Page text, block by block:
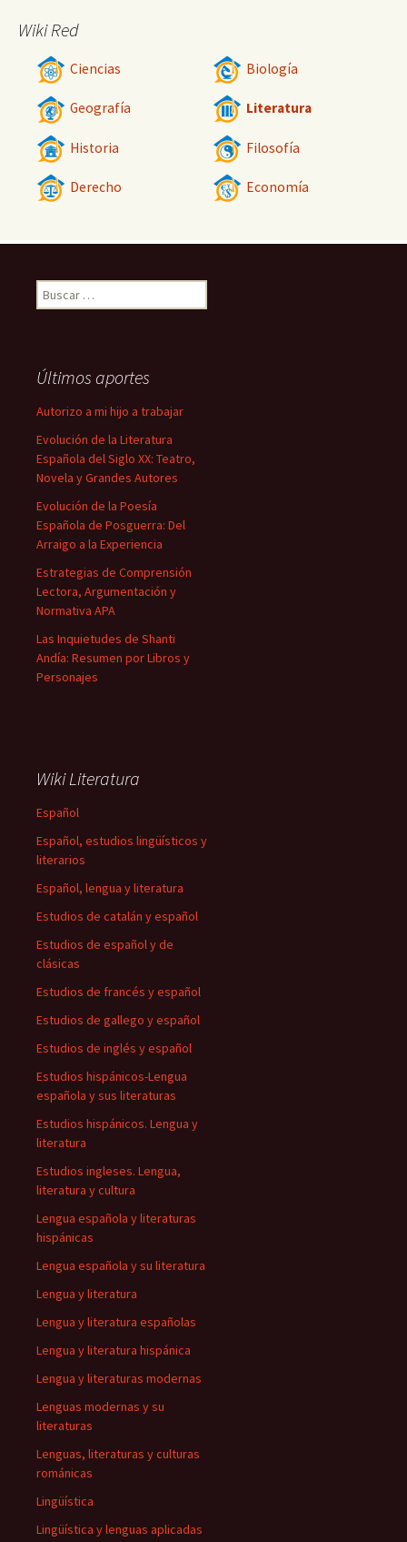
Wiki Red
Ciencias Biología
Geografía Literatura
Historia Filosofía
Derecho Economía
Buscar:
Últimos aportes
Autorizo a mi hijo a trabajar
Evolución de la Literatura
Española del Siglo XX: Teatro,
Novela y Grandes Autores
Evolución de la Poesía
Española de Posguerra: Del
Arraigo a la Experiencia
Estrategias de Comprensión
Lectora, Argumentación y
Normativa APA
Las Inquietudes de Shanti
Andía: Resumen por Libros y
Personajes
Wiki Literatura
Español
Español, estudios lingüísticos y
literarios
Español, lengua y literatura
Estudios de catalán y español
Estudios de español y de
clásicas
Estudios de francés y español
Estudios de gallego y español
Estudios de inglés y español
Estudios hispánicos-Lengua
española y sus literaturas
Estudios hispánicos. Lengua y
literatura
Estudios ingleses. Lengua,
literatura y cultura
Lengua española y literaturas
hispánicas
Lengua española y su literatura
Lengua y literatura
Lengua y literatura españolas
Lengua y literatura hispánica
Lengua y literaturas modernas
Lenguas modernas y su
literaturas
Lenguas, literaturas y culturas
románicas
Lingüística
Lingüística y lenguas aplicadas